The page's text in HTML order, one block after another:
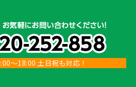
～18:00 土日祝も対応！